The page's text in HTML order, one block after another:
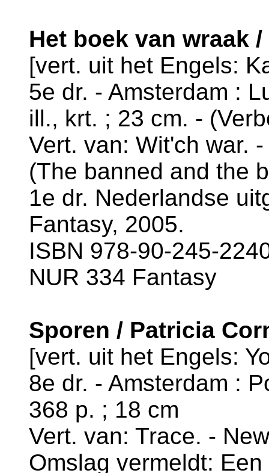
Het boek van wraak
[vert. uit het Engels:
5e dr. - Amsterdam :
ill., krt. ; 23 cm. -
Vert. van: Wit'ch war.
(The banned and the
1e dr. Nederlandse
Fantasy, 2005.
ISBN 978-90-245-
NUR 334 Fantasy
Sporen / Patricia
[vert. uit het Engels:
8e dr. - Amsterdam :
368 p. ; 18 cm
Vert. van: Trace. -
Omslag vermeldt: